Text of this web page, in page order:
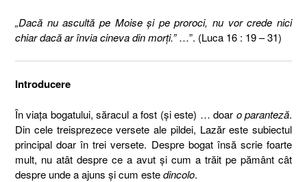
„Dacă nu ascultă pe Moise şi pe proroci, nu vor crede nici
chiar dacă ar învia cineva din morţi.”…”. (Luca 16 : 19 – 31)
Introducere
În viaţa bogatului, săracul a fost (şi este) … doar o paranteză.
Din cele treisprezece versete ale pildei, Lazăr este subiectul
principal doar în trei versete. Despre bogat însă scrie foarte
mult, nu atât despre ce a avut şi cum a trăit pe pământ cât
despre unde a ajuns şi cum estedincolo.